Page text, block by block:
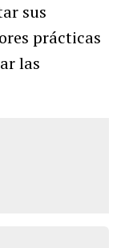
sus
prácticas
las